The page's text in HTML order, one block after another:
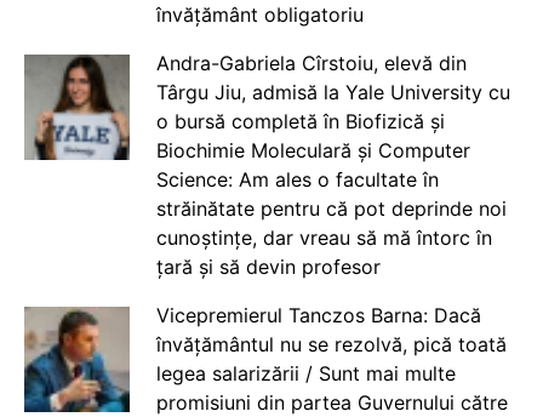
învățământ obligatoriu
Andra-Gabriela Cîrstoiu, elevă din
Târgu Jiu, admisă la Yale University cu
o bursă completă în Biofizică și
Biochimie Moleculară și Computer
Science: Am ales o facultate în
străinătate pentru că pot deprinde noi
cunoștințe, dar vreau să mă întorc în
țară și să devin profesor
Vicepremierul Tanczos Barna: Dacă
învățământul nu se rezolvă, pică toată
legea salarizării / Sunt mai multe
promisiuni din partea Guvernului către